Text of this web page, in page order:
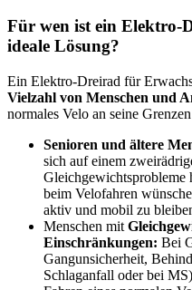
Für wen ist ein Elektro-
ideale Lösung?
Ein Elektro-Dreirad für
Vielzahl von Menschen und
normales Velo an seine
Senioren und ältere
sich auf einem
Gleichgewichtsprobleme
beim Velofahren
aktiv und mobil zu
Menschen mit
Einschränkungen: Bei
Gangunsicherheit,
Schlaganfall oder bei